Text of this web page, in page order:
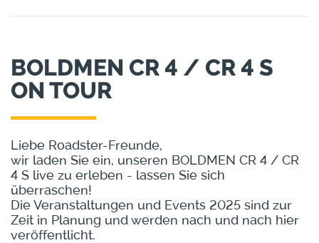
BOLDMEN CR 4 / CR 4 S
ON TOUR
Liebe Roadster-Freunde,
wir laden Sie ein, unseren BOLDMEN CR 4 / CR
4 S live zu erleben - lassen Sie sich
überraschen!
Die Veranstaltungen und Events 2025 sind zur
Zeit in Planung und werden nach und nach hier
veröffentlicht.